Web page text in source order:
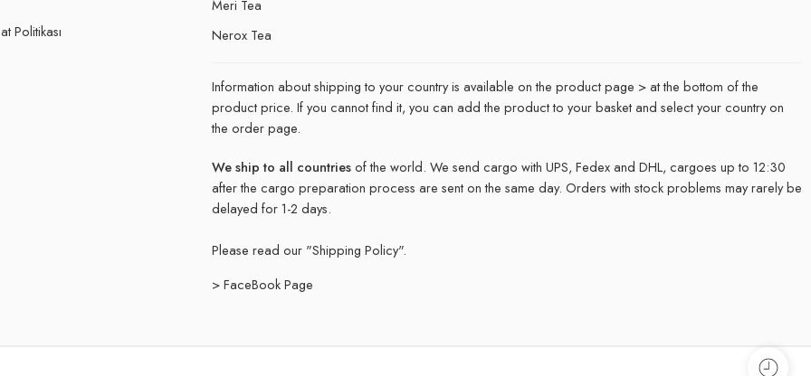
Politikası
Meri Tea
Nerox Tea
Information about shipping to your country is available on the product page > at the bottom of the
product price. If you cannot find it, you can add the product to your basket and select your country on
the order page.
We ship to all countriesof the world. We send cargo with UPS, Fedex and DHL, cargoes up to 12:30
after the cargo preparation process are sent on the same day. Orders with stock problems may rarely be
delayed for 1-2 days.
Please read our "Shipping Policy".
> FaceBook Page